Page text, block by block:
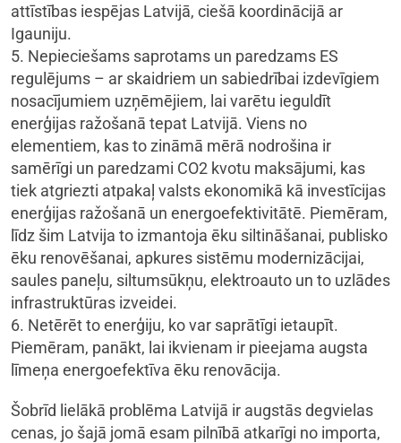
attīstības iespējas Latvijā, ciešā koordinācijā ar
Igauniju.
5. Nepieciešams saprotams un paredzams ES
regulējums – ar skaidriem un sabiedrībai izdevīgiem
nosacījumiem uzņēmējiem, lai varētu ieguldīt
enerģijas ražošanā tepat Latvijā. Viens no
elementiem, kas to zināmā mērā nodrošina ir
samērīgi un paredzami CO2 kvotu maksājumi, kas
tiek atgriezti atpakaļ valsts ekonomikā kā investīcijas
enerģijas ražošanā un energoefektivitātē. Piemēram,
līdz šim Latvija to izmantoja ēku siltināšanai, publisko
ēku renovēšanai, apkures sistēmu modernizācijai,
saules paneļu, siltumsūkņu, elektroauto un to uzlādes
infrastruktūras izveidei.
6. Netērēt to enerģiju, ko var saprātīgi ietaupīt.
Piemēram, panākt, lai ikvienam ir pieejama augsta
līmeņa energoefektīva ēku renovācija.
Šobrīd lielākā problēma Latvijā ir augstās degvielas
cenas, jo šajā jomā esam pilnībā atkarīgi no importa,